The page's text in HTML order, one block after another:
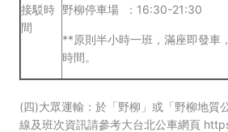
接駁時
間
野柳停車場 ：16:30-21:30
**原則半小時一班，滿座即發車
時間。
(四)大眾運輸：於「野柳」或「野柳地質
線及班次資訊請參考大台北公車網頁